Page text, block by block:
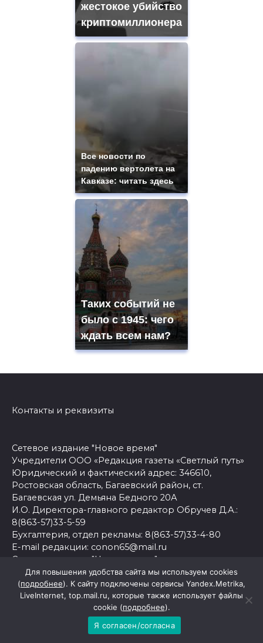
жестокое убийство
криптомиллионера
Все новости по
падению вертолета на
Кавказе: читать здесь
Таких событий не
было с 1945: чего
ждать всем нам?
Контакты и реквизиты
Сетевое издание "Новое время"
Учредители ООО «Редакция газеты «Светлый путь»
Юридический и фактический адрес: 346610,
Ростовская область, Багаевский район, ст.
Багаевская ул. Демьяна Бедного 20А
И.О. Директора-главного редактор Обручев Д.А.:
8(863-57)33-5-59
Бухгалтерия, отдел рекламы: 8(863-57)33-4-80
E-mail редакции: conon65@mail.ru
Сетевое издание "Новое время" зарегистрировано
Федеральной службой по надзору в сфере связи,
информационных технологий и массовых
коммуникаций.
Регистрационный номер: серия Эл № ФС77-81544 от
16+ Все права защищены. Копирование и
Для повышения удобства сайта мы используем cookies
(подробнее). К сайту подключены сервисы Yandex.Metrika,
LiveInternet, top.mail.ru, которые также использует файлы
cookie (подробнее).
Я согласен/согласна